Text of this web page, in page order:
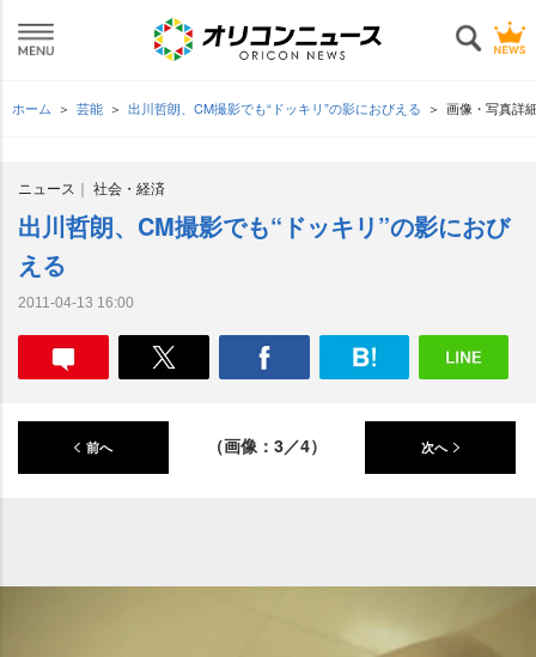
ホーム 芸能 出川哲朗、CM撮影でも“ドッキリ”の影におびえる 画像・写真詳
ニュース 社会・経済
出川哲朗、CM撮影でも“ドッキリ”の影におび
える
2011-04-13 16:00
前へ （画像：3／4） 次へ